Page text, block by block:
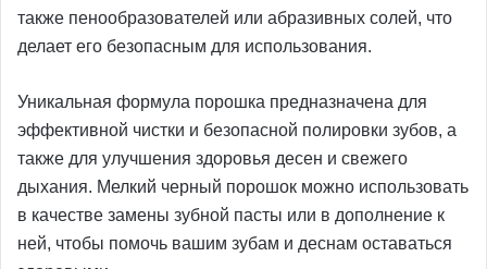
также пенообразователей или абразивных солей, что
делает его безопасным для использования.
Уникальная формула порошка предназначена для
эффективной чистки и безопасной полировки зубов, а
также для улучшения здоровья десен и свежего
дыхания. Мелкий черный порошок можно использовать
в качестве замены зубной пасты или в дополнение к
ней, чтобы помочь вашим зубам и деснам оставаться